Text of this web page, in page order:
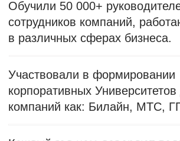
разработаны с учетом реальных
потребностей бизнеса.
Мы делаем наши программы вместе с вами,
учитывая ваши цели и задачи. Доверие и
рекомендации наших учеников и партнеров
– наша главная ценность.
02